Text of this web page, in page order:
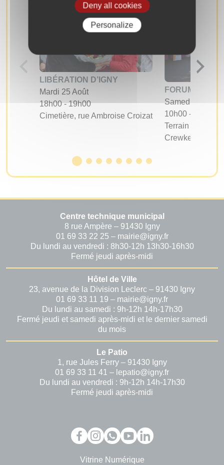
LIBÉRATION D’IGNY
Mardi 25 Août
18h00 - 19h00
Cimetière, rue Ambroise Croizat
FORUM DES
Samedi 05
10h00 - 17h00
Terrain
Crewkerne
Centre technique municipal
8 rue Ampère – 91430 Igny
01 69 33 22 25 – mairie@igny.fr
Du lundi au vendredi : 8h30-12h 13h30-16h30
Fermé jeudi après-midi
Hôtel de Ville
23, avenue de la Division Leclerc – 91430 Igny
01 69 33 11 19 – mairie@igny.fr
Du lundi au samedi : 9h-12h 14h-17h30
Fermé jeudi et samedi après-midi et le dernier samedi
du mois
Le Patio
1, rue Jules Ferry – 91430 Igny
01 69 33 11 41 – lepatio@igny.fr
Du lundi au vendredi : 9h-12h 14h-17h30
Fermé jeudi après-midi
Vitrine Numérique
Deny all cookies
Personalize